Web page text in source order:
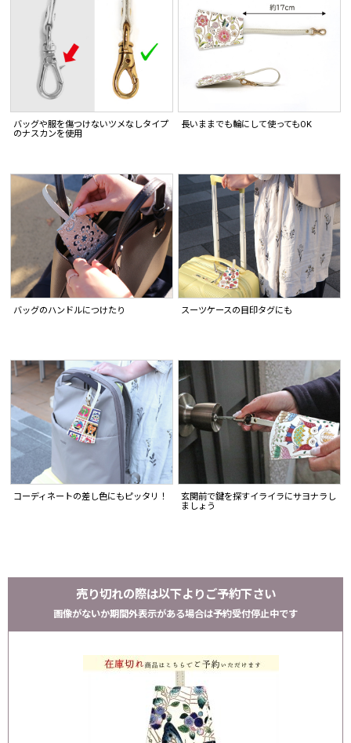
バッグや服を傷つけないツメなしタイプ
のナスカンを使用
長いままでも輪にして使ってもOK
バッグのハンドルにつけたり スーツケースの目印タグにも
コーディネートの差し色にもピッタリ！
玄関前で鍵を探すイライラにサヨナラし
ましょう
売り切れの際は以下よりご予約下さい
画像がないか期間外表示がある場合は予約受付停止中です